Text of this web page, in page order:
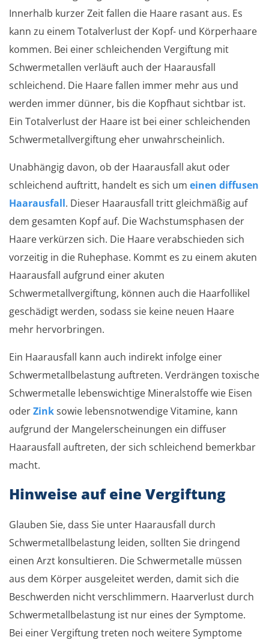
Innerhalb kurzer Zeit fallen die Haare rasant aus. Es
kann zu einem Totalverlust der Kopf- und Körperhaare
kommen. Bei einer schleichenden Vergiftung mit
Schwermetallen verläuft auch der Haarausfall
schleichend. Die Haare fallen immer mehr aus und
werden immer dünner, bis die Kopfhaut sichtbar ist.
Ein Totalverlust der Haare ist bei einer schleichenden
Schwermetallvergiftung eher unwahrscheinlich.
Unabhängig davon, ob der Haarausfall akut oder
schleichend auftritt, handelt es sich um einen diffusen
Haarausfall. Dieser Haarausfall tritt gleichmäßig auf
dem gesamten Kopf auf. Die Wachstumsphasen der
Haare verkürzen sich. Die Haare verabschieden sich
vorzeitig in die Ruhephase. Kommt es zu einem akuten
Haarausfall aufgrund einer akuten
Schwermetallvergiftung, können auch die Haarfollikel
geschädigt werden, sodass sie keine neuen Haare
mehr hervorbringen.
Ein Haarausfall kann auch indirekt infolge einer
Schwermetallbelastung auftreten. Verdrängen toxische
Schwermetalle lebenswichtige Mineralstoffe wie Eisen
oderZinksowie lebensnotwendige Vitamine, kann
aufgrund der Mangelerscheinungen ein diffuser
Haarausfall auftreten, der sich schleichend bemerkbar
macht.
Hinweise auf eine Vergiftung
Glauben Sie, dass Sie unter Haarausfall durch
Schwermetallbelastung leiden, sollten Sie dringend
einen Arzt konsultieren. Die Schwermetalle müssen
aus dem Körper ausgeleitet werden, damit sich die
Beschwerden nicht verschlimmern. Haarverlust durch
Schwermetallbelastung ist nur eines der Symptome.
Bei einer Vergiftung treten noch weitere Symptome